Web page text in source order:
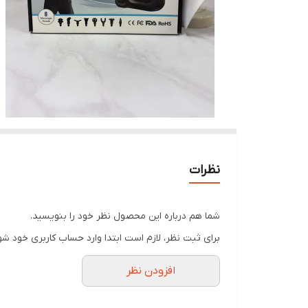
نظرات
شما هم درباره این محصول نظر خود را بنویسید.
برای ثبت نظر، لازم است ابتدا وارد حساب کاربری خود
افزودن نظر